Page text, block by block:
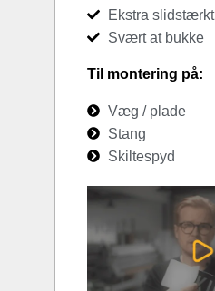
Ekstra slidstærkt
Svært at bukke
Til montering på:
Væg / plade
Stang
Skiltespyd